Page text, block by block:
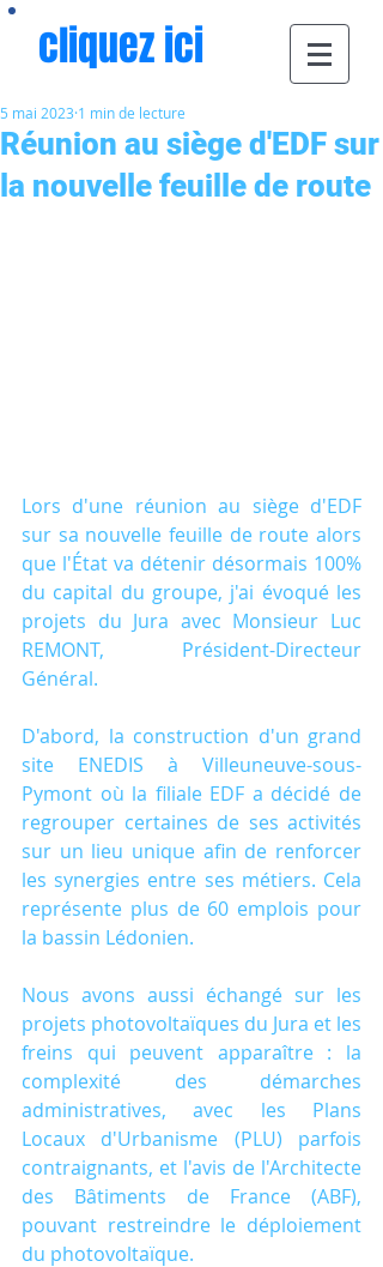
cliquez ici
Réunion au siège d'EDF sur
la nouvelle feuille de route
5 mai 2023 1 min de lecture
Lors d'une réunion au siège d'EDF
sur sa nouvelle feuille de route alors
que l'État va détenir désormais 100%
du capital du groupe, j'ai évoqué les
projets du Jura avec Monsieur Luc
REMONT, Président-Directeur
Général.
D'abord, la construction d'un grand
site ENEDIS à Villeuneuve-sous-
Pymont où la filiale EDF a décidé de
regrouper certaines de ses activités
sur un lieu unique afin de renforcer
les synergies entre ses métiers. Cela
représente plus de 60 emplois pour
la bassin Lédonien.
Nous avons aussi échangé sur les
projets photovoltaïques du Jura et les
freins qui peuvent apparaître : la
complexité des démarches
administratives, avec les Plans
Locaux d'Urbanisme (PLU) parfois
contraignants, et l'avis de l'Architecte
des Bâtiments de France (ABF),
pouvant restreindre le déploiement
du photovoltaïque.